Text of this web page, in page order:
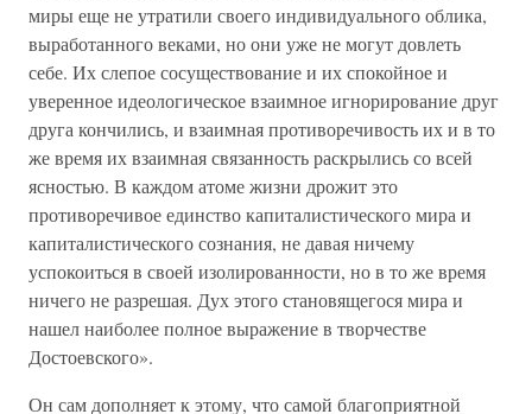
миры еще не утратили своего индивидуального облика,
выработанного веками, но они уже не могут довлеть
себе. Их слепое сосуществование и их спокойное и
уверенное идеологическое взаимное игнорирование друг
друга кончились, и взаимная противоречивость их и в то
же время их взаимная связанность раскрылись со всей
ясностью. В каждом атоме жизни дрожит это
противоречивое единство капиталистического мира и
капиталистического сознания, не давая ничему
успокоиться в своей изолированности, но в то же время
ничего не разрешая. Дух этого становящегося мира и
нашел наиболее полное выражение в творчестве
Достоевского».
Он сам дополняет к этому, что самой благоприятной